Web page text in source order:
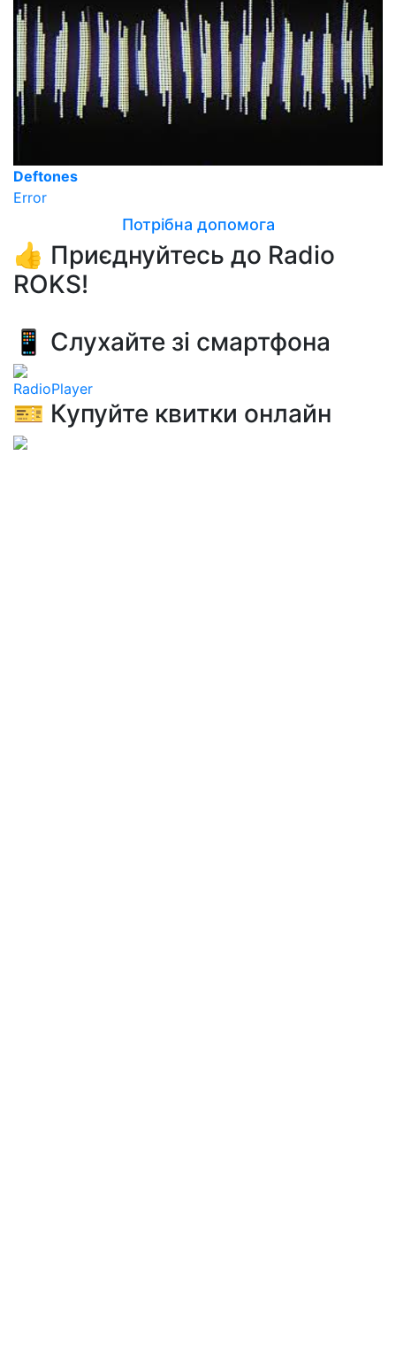
Deftones
Error
Потрібна допомога
👍 Приєднуйтесь до Radio
ROKS!
📱 Слухайте зі смартфона
RadioPlayer
🎫 Купуйте квитки онлайн